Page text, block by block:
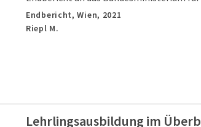
Endbericht,Wien, 2021
Riepl M.
Lehrlingsausbildung im